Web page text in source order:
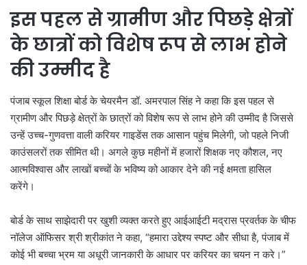
इस पहल से ग्रामीण और पिछड़े क्षेत्रों
के छात्रों को विशेष रूप से लाभ होने
की उम्मीद है
पंजाब स्कूल शिक्षा बोर्ड के चेयरमैन डॉ. अमरपाल सिंह ने कहा कि इस पहल से
ग्रामीण और पिछड़े क्षेत्रों के छात्रों को विशेष रूप से लाभ होने की उम्मीद है जिससे
उन्हें उच्च-गुणवत्ता वाली करियर गाइडेंस तक आसान पहुंच मिलेगी, जो पहले निजी
काउंसलरों तक सीमित थी। अगले कुछ महीनों में हजारों शिक्षक नए कौशल, नए
आत्मविश्वास और लाखों बच्चों के भविष्य को आकार देने की नई क्षमता हासिल
करेंगे।
बोर्ड के साथ साझेदारी पर खुशी व्यक्त करते हुए आईआईटी मद्रास प्रवर्तक के चीफ
नॉलेज ऑफिसर श्री श्रीकांत ने कहा, “हमारा उद्देश्य स्पष्ट और सीधा है, पंजाब में
कोई भी बच्चा भ्रम या अधूरी जानकारी के आधार पर करियर का चयन न करे।”